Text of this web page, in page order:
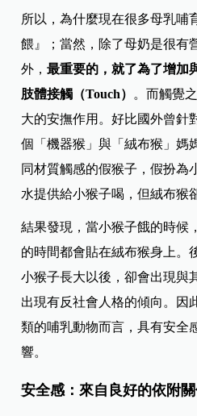
所以，為什麼現在很多母乳哺
餵』；當然，除了母奶是很有
外，最重要的，就了為了增加
肢體接觸（Touch）
。而觸覺
大的安撫作用。好比國外曾針
個「機器猴」與「絨布猴」媽
同材質觸感的假猴子，假扮為
水提供給小猴子喝，但絨布猴
結果發現，當小猴子餓的時候
的時間都會貼在絨布猴身上。
小猴子長大以後，卻會出現與
出現有反社會人格的傾向。因
類的哺乳動物而言，具有安全
響。
安全感：來自良好的依附